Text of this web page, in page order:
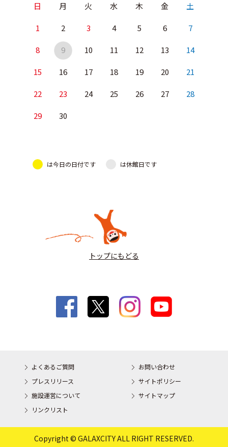
日 月 火 水 木 金 土
1 2 3 4 5 6 7
8 9 10 11 12 13 14
15 16 17 18 19 20 21
22 23 24 25 26 27 28
29 30
は今日の日付です は休館日です
トップにもどる
よくあるご質問
お問い合わせ
プレスリリース
サイトポリシー
施設運営について
サイトマップ
リンクリスト
Copyright © GALAXCITY ALL RIGHT RESERVED.